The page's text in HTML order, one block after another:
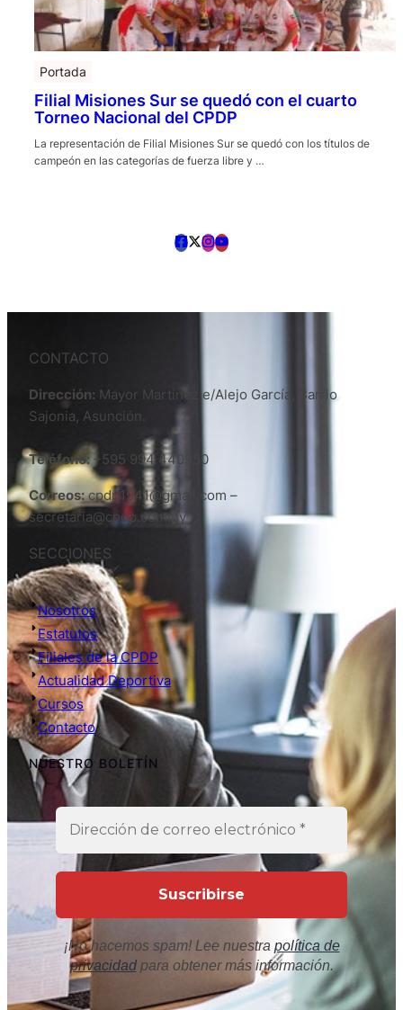
Portada
Filial Misiones Sur se quedó con el cuarto
Torneo Nacional del CPDP
La representación de Filial Misiones Sur se quedó con los títulos de
campeón en las categorías de fuerza libre y …
CONTACTO
Dirección: Mayor Martinez e/Alejo García, Barrio
Sajonia, Asunción.
Teléfono:+595 994 440950
Correos:cpdp1941@gmail.com –
secretaria@cpdp.com.py
SECCIONES
Nosotros
Estatutos
Filiales de la CPDP
Actualidad Deportiva
Cursos
Contacto
NUESTRO BOLETÍN
¡No hacemos spam! Lee nuestra política de
privacidadpara obtener más información.